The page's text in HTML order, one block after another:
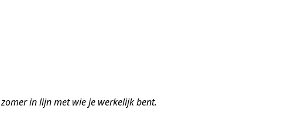
in lijn met wie je werkelijk bent.